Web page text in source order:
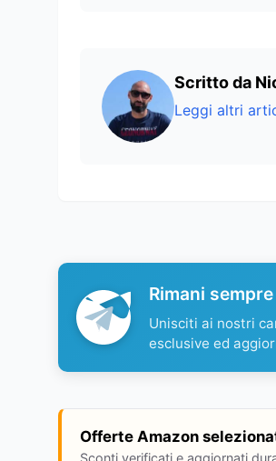
Scritto da
Leggi altri
Rimani
Unisciti ai nostri
esclusive ed
Offerte Amazon
Sconti verificati e aggiornati